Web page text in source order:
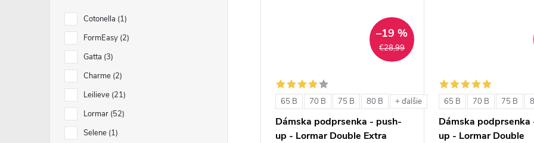
Cotonella 1
FormEasy 2
Gatta 3
Charme 2
Leilieve 21
Lormar 52
Selene 1
€28,99
–19 %
65 B 70 B 75 B 80 B + ďalšie
Dámska podprsenka - push-
up - Lormar Double Extra
65 B 70 B 75 B
Dámska podprsenka
up - Lormar Double